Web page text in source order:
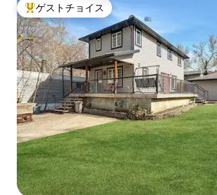
大好評のゲストチョイスです。
ゲストチョイス